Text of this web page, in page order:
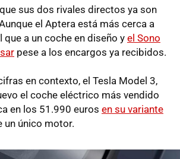
sus dos rivales directos ya son
el Aptera está más cerca a
que a un coche en diseño y el Sono
pese a los encargos ya recibidos.
en contexto, el Tesla Model 3,
el coche eléctrico más vendido
en los 51.990 euros en su variante
un único motor.